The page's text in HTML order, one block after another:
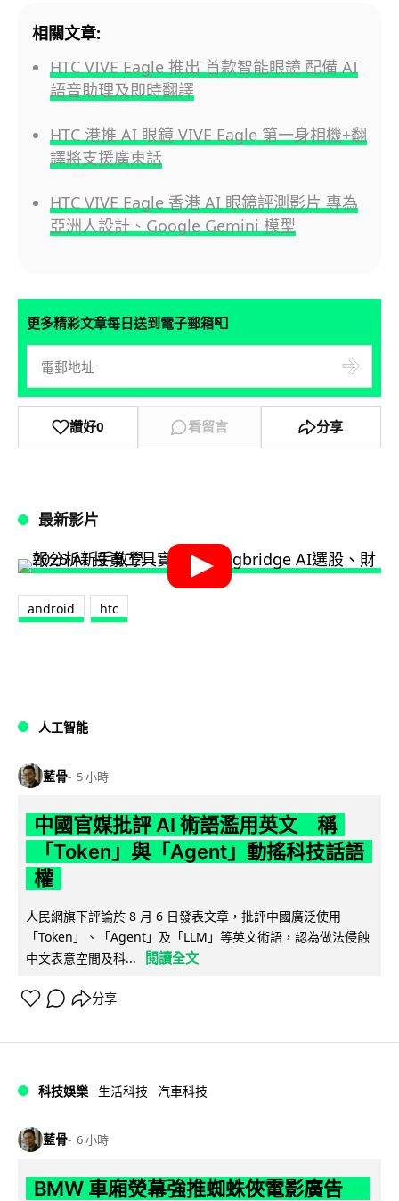
相關文章:
HTC VIVE Eagle 推出 首款智能眼鏡 配備 AI
語音助理及即時翻譯
HTC 港推 AI 眼鏡 VIVE Eagle 第一身相機+翻
譯將支援廣東話
HTC VIVE Eagle 香港 AI 眼鏡評測影片 專為
亞洲人設計、Google Gemini 模型
更多精彩文章每日送到電子郵箱📮
讚好0 看留言 分享
最新影片
android htc
人工智能
藍骨 5 小時
中國官媒批評 AI 術語濫用英文 稱
「Token」與「Agent」動搖科技話語
權
人民網旗下評論於 8 月 6 日發表文章，批評中國廣泛使用
「Token」、「Agent」及「LLM」等英文術語，認為做法侵蝕
中文表意空間及科...
閱讀全文
分享
科技娛樂 生活科技 汽車科技
藍骨 6 小時
BMW 車廂熒幕強推蜘蛛俠電影廣告